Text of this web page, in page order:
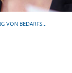
Cookies, die
Funktionen
einer Einwilligung.
VON BEDARFS...